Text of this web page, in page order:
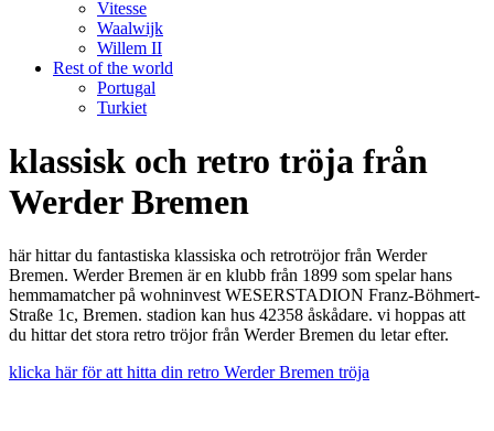
Vitesse
Waalwijk
Willem II
Rest of the world
Portugal
Turkiet
klassisk och retro tröja från
Werder Bremen
här hittar du fantastiska klassiska och retrotröjor från Werder
Bremen. Werder Bremen är en klubb från 1899 som spelar hans
hemmamatcher på wohninvest WESERSTADION Franz-Böhmert-
Straße 1c, Bremen. stadion kan hus 42358 åskådare. vi hoppas att
du hittar det stora retro tröjor från Werder Bremen du letar efter.
klicka här för att hitta din retro Werder Bremen tröja